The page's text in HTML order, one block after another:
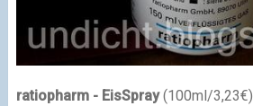
ratiopharm - EisSpray(100ml/3,23€)